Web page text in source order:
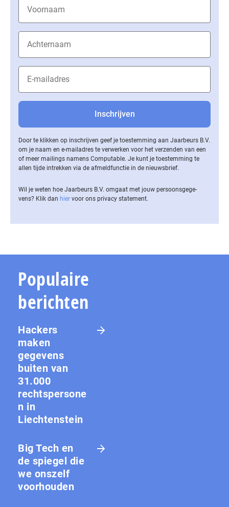
Door te klikken op inschrijven geef je toestemming aan Jaarbeurs B.V.
om je naam en e-mailadres te verwerken voor het verzenden van een
of meer mailings namens Computable. Je kunt je toestemming te
allen tijde intrekken via de af­meld­func­tie in de nieuwsbrief.
Wil je weten hoe Jaarbeurs B.V. omgaat met jouw per­soons­ge­ge­
vens? Klik dan hier voor ons privacy statement.
Populaire
berichten
Hackers
maken
gegevens
buiten van
31.000
rechtspersone
n in
Liechtenstein
Big Tech en
de spiegel die
we onszelf
voorhouden